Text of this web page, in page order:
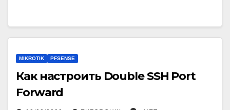
MIKROTIK PFSENSE
Как настроить Double SSH Port
Forward